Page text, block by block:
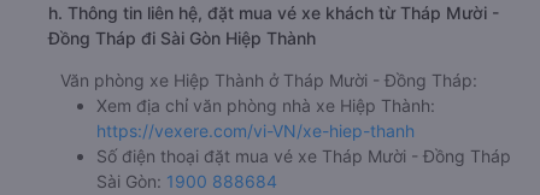
h. Thông tin liên hệ, đặt mua vé xe khách từ Tháp Mười -
Đồng Tháp đi Sài Gòn Hiệp Thành
Văn phòng xe Hiệp Thành ở Tháp Mười - Đồng Tháp:
Xem địa chỉ văn phòng nhà xe Hiệp Thành:
https://vexere.com/vi-VN/xe-hiep-thanh
Số điện thoại đặt mua vé xe Tháp Mười - Đồng Tháp
Sài Gòn: 1900 888684